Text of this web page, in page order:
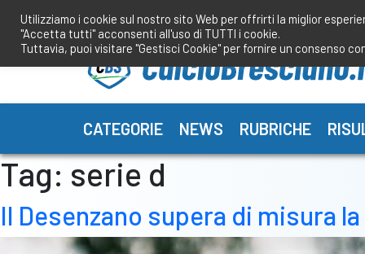
contenuto
CATEGORIE NEWS RUBRICHE
Tag: serie d
Il Desenzano supera di misura
Utilizziamo i cookie sul nostro sito Web per offrirti la miglior
"Accetta tutti" acconsenti all'uso di TUTTI i cookie.
Tuttavia, puoi visitare "Gestisci Cookie" per fornire un consenso